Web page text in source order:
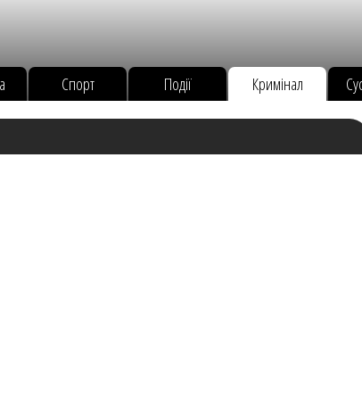
Спорт Події Кримінал